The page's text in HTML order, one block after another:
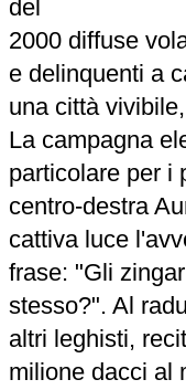
del
2000 diffuse
e delinquenti a
una città
La campagna
particolare per i
centro-destra
cattiva luce
frase: "Gli
stesso?". Al
altri leghisti,
milione dacci al